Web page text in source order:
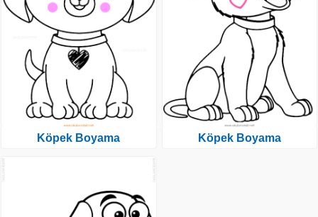
Köpek Boyama Köpek Boyama